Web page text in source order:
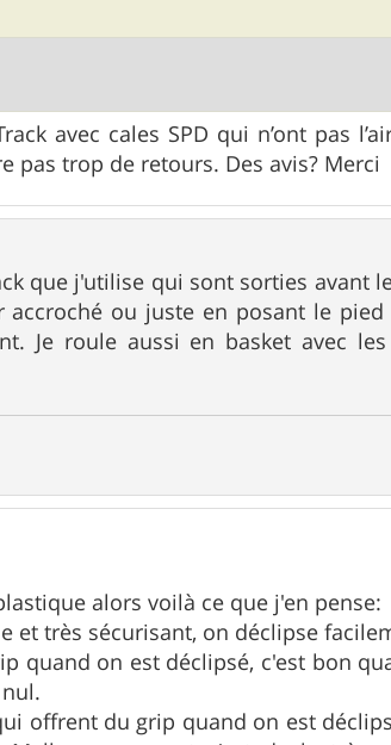
avec cales SPD qui n’ont pas
pas trop de retours. Des avis? Merci
que j'utilise qui sont sorties avant
ou juste en posant le
Je roule aussi en basket avec
alors voilà ce que j'en pense:
et très sécurisant, on déclipse
quand on est déclipsé, c'est bon
offrent du grip quand on est